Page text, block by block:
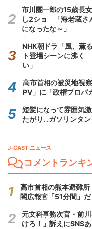
市川團十郎の15歳長
し2ショ 「海老蔵さ
になったな～」
NHK朝ドラ「風、薫
ト登場シーンに沸く
い」
高市首相の被災地視
PV」に「政権プロパ
短髪になって雰囲気
たがり...ガソリンタ
J-CAST ニュース
コメントランキ
高市首相の熊本避難
閣広報官「51分間」だ
元文科事務次官・前
けろ！」訴えにSNS